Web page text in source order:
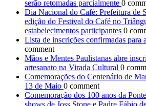
serão retomadas parcialmente 0
Dia Nacional do Café: Prefeitura de
edição do Festival do Café no
estabelecimentos participantes 0
Lista de inscrições confirmadas para
comment
Mãos e Mentes Paulistanas abre
artesanato na Virada Cultural 0
Comemorações do Centenário de
13 de Maio 0 comment
Comemoração dos 100 anos da
shows de Joss Stone e Padre Fábio